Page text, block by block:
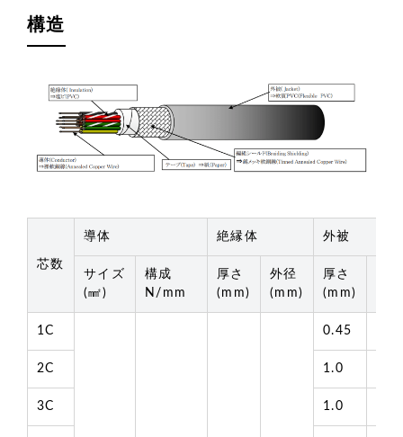
構造
芯数
導体 絶縁体 外被
サイズ
(㎟)
構成
N/mm
厚さ
(mm)
外径
(mm)
厚さ
(mm)
1C 0.45
2C 1.0
3C 1.0